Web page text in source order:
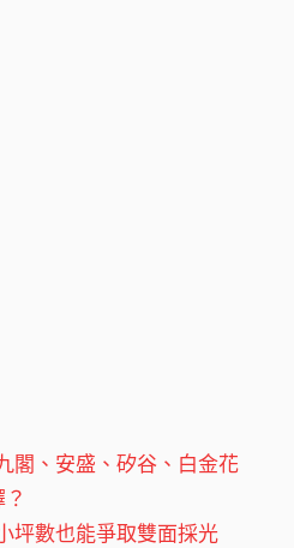
閣、安盛、矽谷、白金花
坪數也能爭取雙面採光